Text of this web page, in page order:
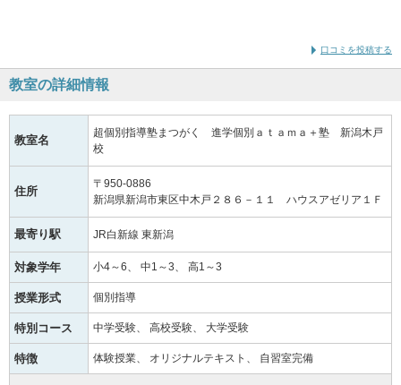
口コミを投稿する
教室の詳細情報
教室名
超個別指導塾まつがく 進学個別ａｔａｍａ＋塾 新潟木戸
校
住所
〒950-0886
新潟県新潟市東区中木戸２８６－１１ ハウスアゼリア１Ｆ
最寄り駅 JR白新線 東新潟
対象学年 小4～6 中1～3 高1～3
授業形式 個別指導
特別コース 中学受験 高校受験 大学受験
特徴 体験授業 オリジナルテキスト 自習室完備